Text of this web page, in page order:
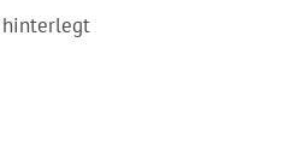
hinterlegt